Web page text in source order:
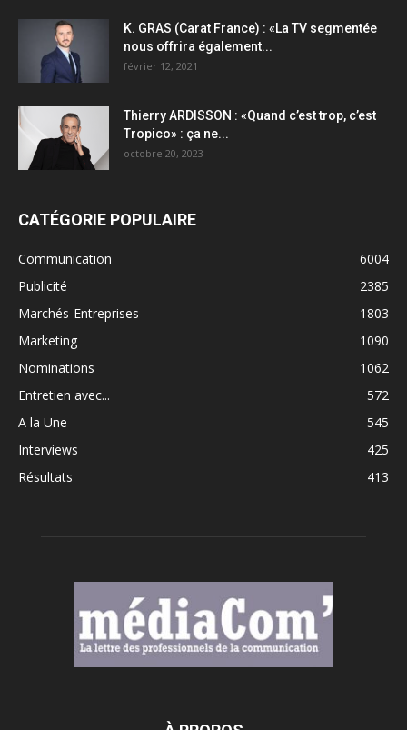
K. GRAS (Carat France) : «La TV segmentée
nous offrira également...
février 12, 2021
Thierry ARDISSON : «Quand c’est trop, c’est
Tropico» : ça ne...
octobre 20, 2023
CATÉGORIE POPULAIRE
Communication
6004
Publicité
2385
Marchés-Entreprises
1803
Marketing
1090
Nominations
1062
Entretien avec...
572
A la Une
545
Interviews
425
Résultats
413